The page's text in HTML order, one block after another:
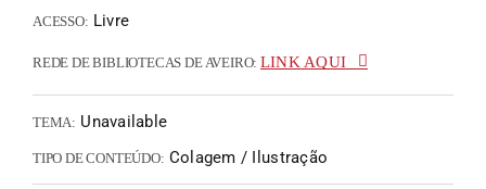
ACESSO: Livre
REDE DE BIBLIOTECAS DE AVEIRO: LINK AQUI
TEMA: Unavailable
TIPO DE CONTEÚDO: Colagem / Ilustração